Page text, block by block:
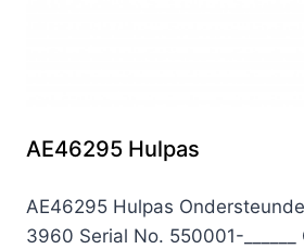
AE46295 Hulpas
AE46295 Hulpas
3960 Serial No. 550001-______